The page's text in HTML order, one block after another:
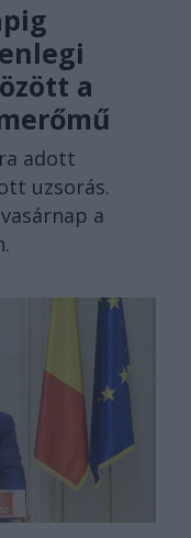
a
adott
uzsorás.
a